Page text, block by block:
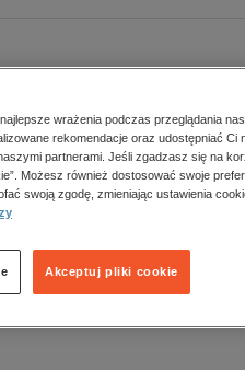
Kupując otrzymujesz format:
PDF
Dostęp online PDF
wrażenia podczas przeglądania
rekomendacje oraz udostępniać Ci
partnerami. Jeśli zgadzasz się na
Możesz również dostosować swoje
swoją zgodę, zmieniając ustawienia
Akceptuj pliki cookie